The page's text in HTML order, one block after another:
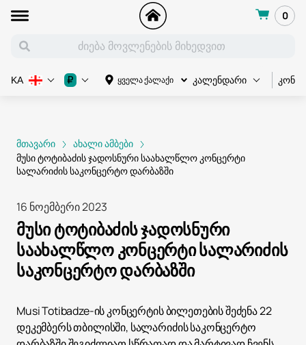
0
ყველა ქალაქი კალენდარი
KA ₽
მთავარი
ახალი ამბები
მუსი ტოტიბაძის ჯადოსნური საახალწლო კონცერტი
სალარიძის საკონცერტო დარბაზში
16 ნოემბერი 2023
მუსი ტოტიბაძის ჯადოსნური
საახალწლო კონცერტი სალარიძის
საკონცერტო დარბაზში
Musi Totibadze-ის კონცერტის ბილეთების შეძენა 22
დეკემბერს თბილისში, სალარიძის საკონცერტო